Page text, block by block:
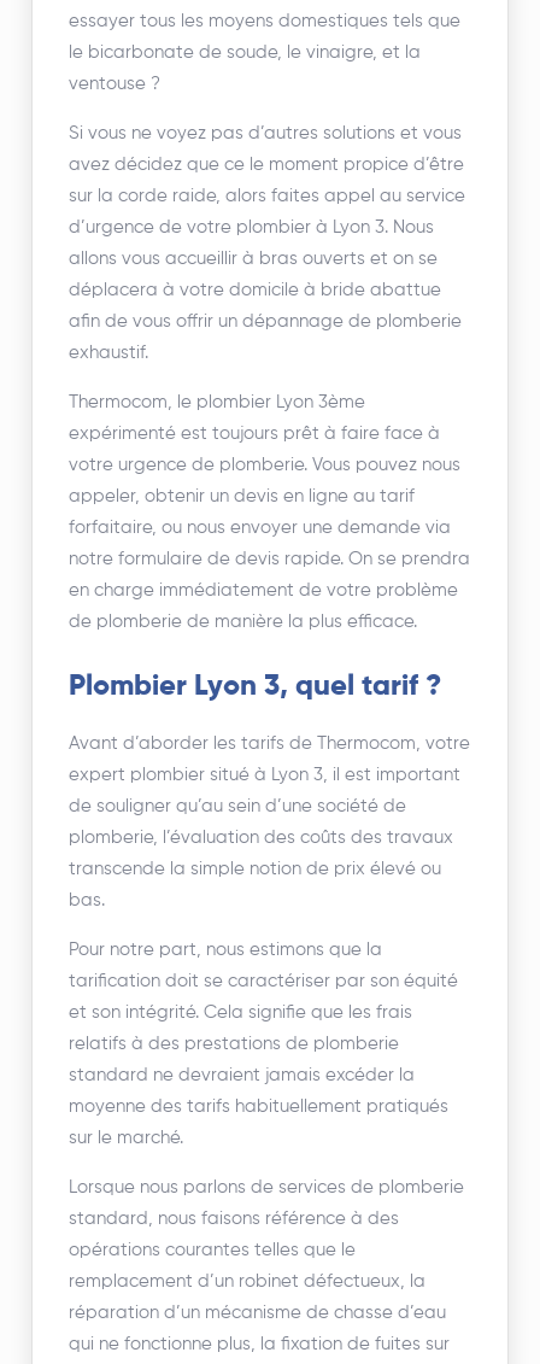
essayer tous les moyens domestiques tels que
le bicarbonate de soude, le vinaigre, et la
ventouse ?
Si vous ne voyez pas d’autres solutions et vous
avez décidez que ce le moment propice d’être
sur la corde raide, alors faites appel au service
d’urgence de votre plombier à Lyon 3. Nous
allons vous accueillir à bras ouverts et on se
déplacera à votre domicile à bride abattue
afin de vous offrir un dépannage de plomberie
exhaustif.
Thermocom, le plombier Lyon 3ème
expérimenté est toujours prêt à faire face à
votre urgence de plomberie. Vous pouvez nous
appeler, obtenir un devis en ligne au tarif
forfaitaire, ou nous envoyer une demande via
notre formulaire de devis rapide. On se prendra
en charge immédiatement de votre problème
de plomberie de manière la plus efficace.
Plombier Lyon 3, quel tarif ?
Avant d’aborder les tarifs de Thermocom, votre
expert plombier situé à Lyon 3, il est important
de souligner qu’au sein d’une société de
plomberie, l’évaluation des coûts des travaux
transcende la simple notion de prix élevé ou
bas.
Pour notre part, nous estimons que la
tarification doit se caractériser par son équité
et son intégrité. Cela signifie que les frais
relatifs à des prestations de plomberie
standard ne devraient jamais excéder la
moyenne des tarifs habituellement pratiqués
sur le marché.
Lorsque nous parlons de services de plomberie
standard, nous faisons référence à des
opérations courantes telles que le
remplacement d’un robinet défectueux, la
réparation d’un mécanisme de chasse d’eau
qui ne fonctionne plus, la fixation de fuites sur